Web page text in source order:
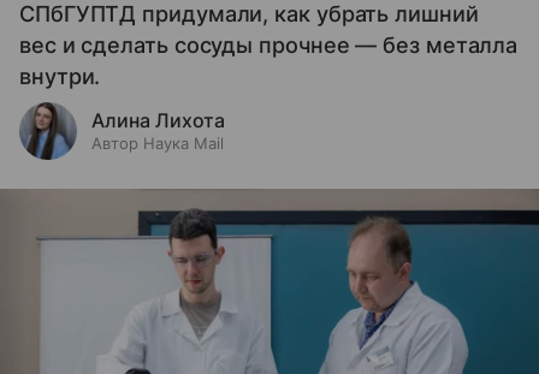
СПбГУПТД придумали, как убрать лишний
вес и сделать сосуды прочнее — без металла
внутри.
Алина Лихота
Автор Наука Mail